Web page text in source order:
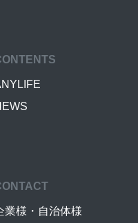
業様・自治体様